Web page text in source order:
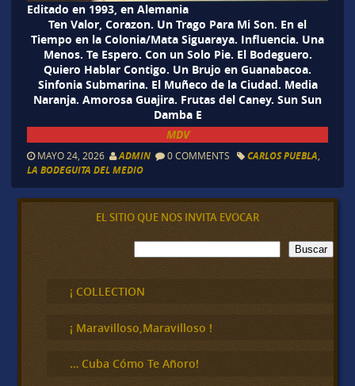
Editado en 1993, en Alemania
Ten Valor, Corazon. Un Trago Para Mi Son. En el
Tiempo en la Colonia/Mata Siguaraya. Influencia. Una
Menos. Te Espero. Con un Solo Pie. El Bodeguero.
Quiero Hablar Contigo. Un Brujo en Guanabacoa.
Sinfonia Submarina. El Muñeco de la Ciudad. Media
Naranja. Amorosa Guajira. Frutas del Caney. Sun Sun
Damba E
MDV
MAYO 24, 2026 ADMIN 0 COMMENTS CARLOS PUEBLA
LA BODEGUITA DEL MEDIO
EL SITIO QUE NOS INVITA EVOCAR
B
u
c
a
Buscar
¡ COLLECTION
¡ Maravilloso,Maravilloso !
… Cuba Cómo Te Añoro!